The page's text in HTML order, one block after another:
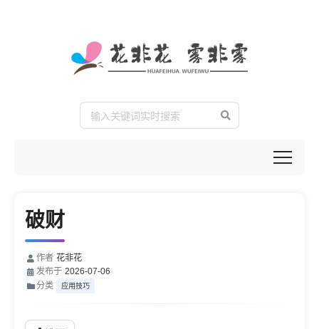
破财
作者 花非花
发布于 2026-07-06
分类
应用技巧